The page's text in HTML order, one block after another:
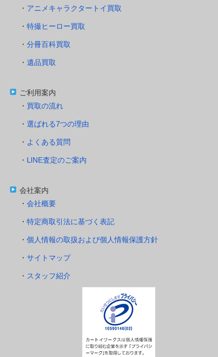
アニメキャラクタートイ買取
特撮ヒーロー買取
分冊百科買取
遺品買取
ご利用案内
買取の流れ
選ばれる7つの理由
よくある質問
LINE査定のご案内
会社案内
会社概要
特定商取引法に基づく表記
個人情報の取扱および個人情報保護方針
サイトマップ
スタッフ紹介